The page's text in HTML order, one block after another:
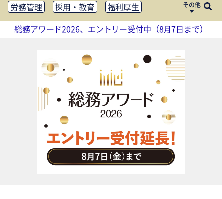
労務管理 採用・教育
福利厚生
健康経営
働き方改革
法務・コンプライアンス
リスクマネジメント・BCP
社外・社内広報
社外・社内コミュニケーション活性化
FM・オフィス移転
CSR・SDGs
テクノロジー活用・DX
助成金・補助金・コスト削減
アウトソーシング・BPO
調査・レポート
その他
総務アワード2026、エントリー受付中（8月7日まで）